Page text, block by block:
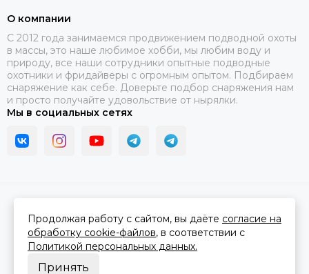
О компании
C 2012 года занимаемся продвижением подводной охоты
в массы, это наше любимое хобби, мы любим воду и
природу, все наши сотрудники опытные подводные
охотники и фридайверы с огромным опытом. Подбираем
снаряжение как себе. Доверьте подбор снаряжения нам
и просто получайте удовольствие от нырялки.
Мы в социальных сетях
Сделано вMOSK.STUDIOдля платформыInSales
Продолжая работу с сайтом, вы даёте согласие на
обработку cookie-файлов, в соответствии с
Политикой персональных данных.
Принять